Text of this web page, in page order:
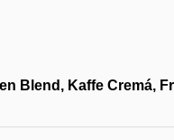
Blend, Kaffe Cremá,